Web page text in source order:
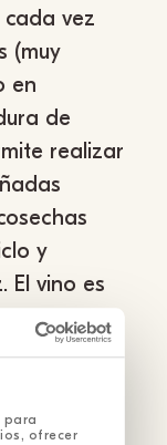
para
ofrecer
vez
(muy
en
de
realizar
y
El vino es
y
del
en este